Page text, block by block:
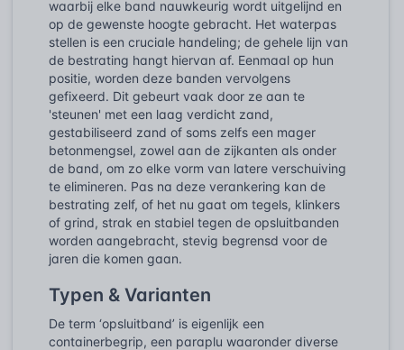
waarbij elke band nauwkeurig wordt uitgelijnd en
op de gewenste hoogte gebracht. Het waterpas
stellen is een cruciale handeling; de gehele lijn van
de bestrating hangt hiervan af. Eenmaal op hun
positie, worden deze banden vervolgens
gefixeerd. Dit gebeurt vaak door ze aan te
'steunen' met een laag verdicht zand,
gestabiliseerd zand of soms zelfs een mager
betonmengsel, zowel aan de zijkanten als onder
de band, om zo elke vorm van latere verschuiving
te elimineren. Pas na deze verankering kan de
bestrating zelf, of het nu gaat om tegels, klinkers
of grind, strak en stabiel tegen de opsluitbanden
worden aangebracht, stevig begrensd voor de
jaren die komen gaan.
Typen & Varianten
De term ‘opsluitband’ is eigenlijk een
containerbegrip, een paraplu waaronder diverse